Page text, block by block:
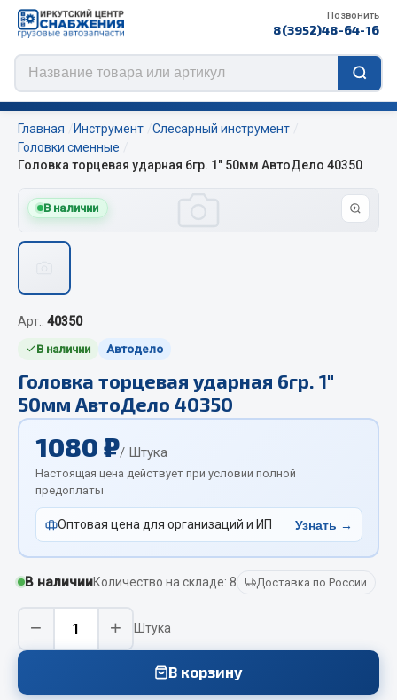
Позвонить
8(3952)48-64-16
Цепи противоскольжения
ЦЕПИ РОССИЯ
Изготовление цепей на колеса BOHU
Весь раздел
Отопители салона, подогреватели
Автономные воздушные отопители
Жидкостные подогреватели
Отопители салона
Подогреватели тосола
Весь раздел
Главная Инструмент
Слесарный инструмент
Головки сменные
Головка торцевая ударная 6гр. 1" 50мм АвтоДело 40350
В наличии
Арт.: 40350
В наличии Автодело
Головка торцевая ударная 6гр. 1"
50мм АвтоДело 40350
1080 ₽/ Штука
Настоящая цена действует при условии полной
предоплаты
Оптовая цена для организаций и ИП Узнать →
В наличииКоличество на складе: 8 Доставка по России
− + Штука
В корзину